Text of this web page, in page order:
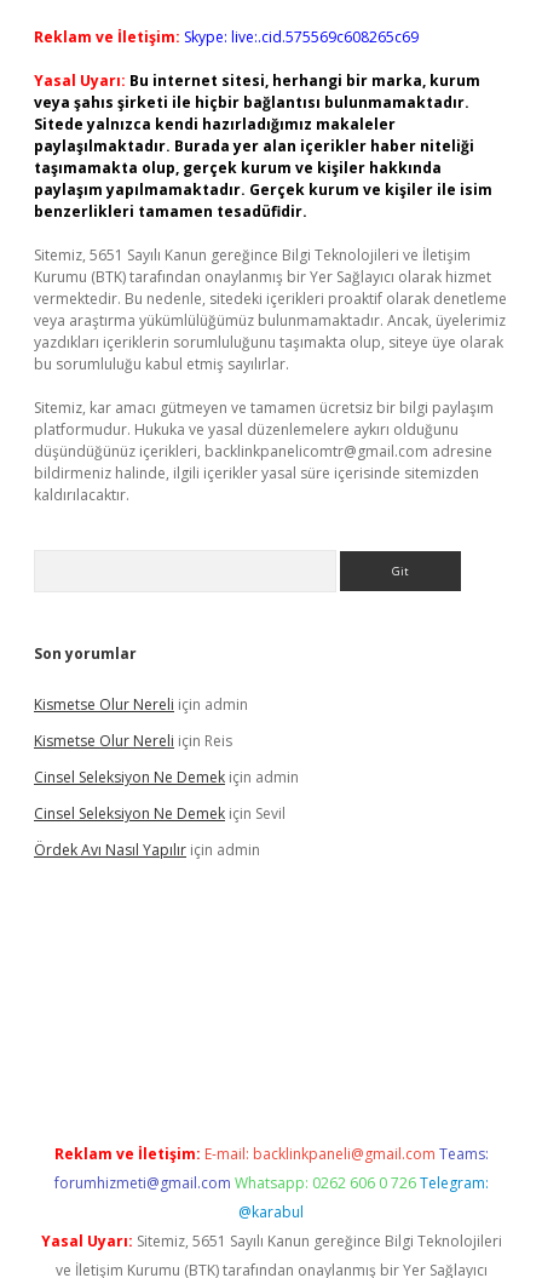
Reklam ve İletişim: Skype: live:.cid.575569c608265c69
Yasal Uyarı: Bu internet sitesi, herhangi bir marka, kurum
veya şahıs şirketi ile hiçbir bağlantısı bulunmamaktadır.
Sitede yalnızca kendi hazırladığımız makaleler
paylaşılmaktadır. Burada yer alan içerikler haber niteliği
taşımamakta olup, gerçek kurum ve kişiler hakkında
paylaşım yapılmamaktadır. Gerçek kurum ve kişiler ile isim
benzerlikleri tamamen tesadüfidir.
Sitemiz, 5651 Sayılı Kanun gereğince Bilgi Teknolojileri ve İletişim
Kurumu (BTK) tarafından onaylanmış bir Yer Sağlayıcı olarak hizmet
vermektedir. Bu nedenle, sitedeki içerikleri proaktif olarak denetleme
veya araştırma yükümlülüğümüz bulunmamaktadır. Ancak, üyelerimiz
yazdıkları içeriklerin sorumluluğunu taşımakta olup, siteye üye olarak
bu sorumluluğu kabul etmiş sayılırlar.
Sitemiz, kar amacı gütmeyen ve tamamen ücretsiz bir bilgi paylaşım
platformudur. Hukuka ve yasal düzenlemelere aykırı olduğunu
düşündüğünüz içerikleri, backlinkpanelicomtr@gmail.com adresine
bildirmeniz halinde, ilgili içerikler yasal süre içerisinde sitemizden
kaldırılacaktır.
Son yorumlar
Kismetse Olur Nereli için admin
Kismetse Olur Nereli için Reis
Cinsel Seleksiyon Ne Demek için admin
Cinsel Seleksiyon Ne Demek için Sevil
Ördek Avı Nasıl Yapılır için admin
Reklam ve İletişim: E-mail: backlinkpaneli@gmail.com Teams:
forumhizmeti@gmail.com Whatsapp: 0262 606 0 726 Telegram:
@karabul
Yasal Uyarı: Sitemiz, 5651 Sayılı Kanun gereğince Bilgi Teknolojileri
ve İletişim Kurumu (BTK) tarafından onaylanmış bir Yer Sağlayıcı